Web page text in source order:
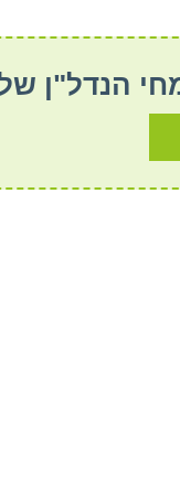
הנדל"ן